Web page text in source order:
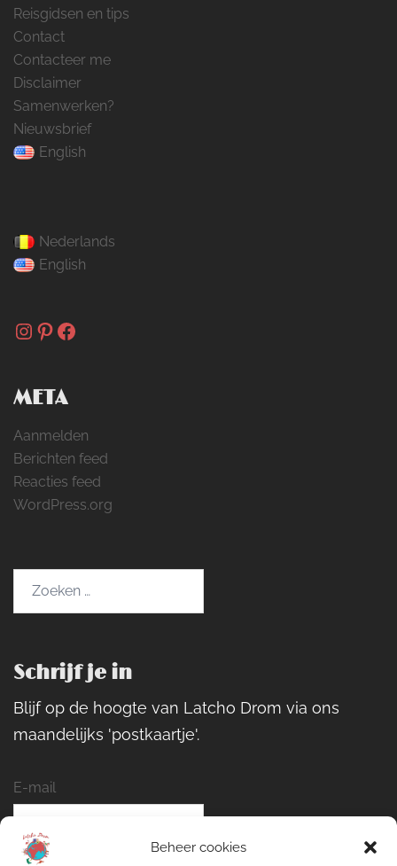
Beheer cookies
Reisgidsen en tips
Contact
Contacteer me
Disclaimer
Samenwerken?
Nieuwsbrief
English
Nederlands
English
Instagram
Pinterest
Facebook
META
Aanmelden
Berichten feed
Reacties feed
WordPress.org
Schrijf je in
Blijf op de hoogte van Latcho Drom via ons
maandelijks 'postkaartje'.
E-mail